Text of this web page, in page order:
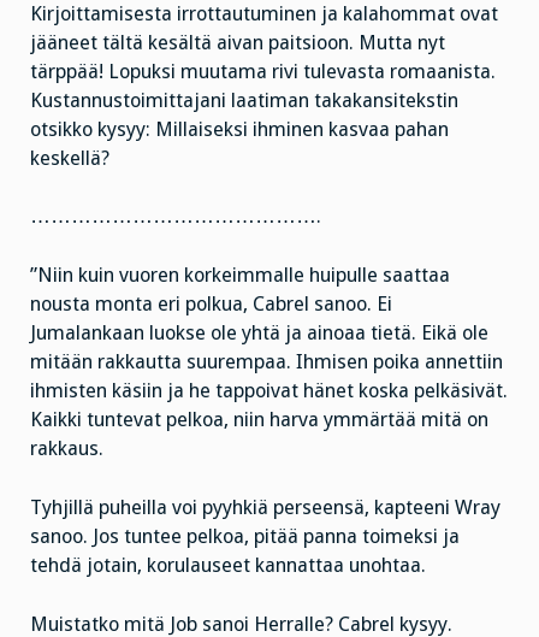
Kirjoittamisesta irrottautuminen ja kalahommat ovat
jääneet tältä kesältä aivan paitsioon. Mutta nyt
tärppää! Lopuksi muutama rivi tulevasta romaanista.
Kustannustoimittajani laatiman takakansitekstin
otsikko kysyy: Millaiseksi ihminen kasvaa pahan
keskellä?
…………………………………….
”Niin kuin vuoren korkeimmalle huipulle saattaa
nousta monta eri polkua, Cabrel sanoo. Ei
Jumalankaan luokse ole yhtä ja ainoaa tietä. Eikä ole
mitään rakkautta suurempaa. Ihmisen poika annettiin
ihmisten käsiin ja he tappoivat hänet koska pelkäsivät.
Kaikki tuntevat pelkoa, niin harva ymmärtää mitä on
rakkaus.
Tyhjillä puheilla voi pyyhkiä perseensä, kapteeni Wray
sanoo. Jos tuntee pelkoa, pitää panna toimeksi ja
tehdä jotain, korulauseet kannattaa unohtaa.
Muistatko mitä Job sanoi Herralle? Cabrel kysyy.